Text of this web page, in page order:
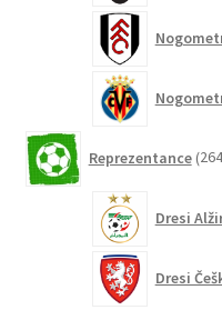
Reprezentance
Dresi
Dresi